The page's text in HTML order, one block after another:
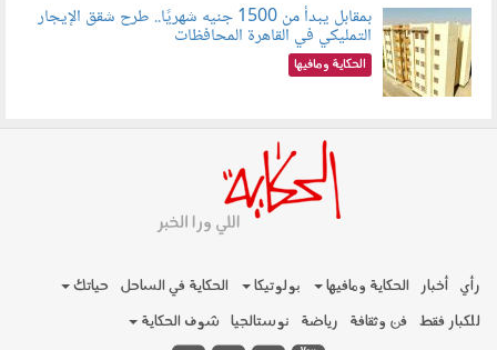
080801.jpg
بمقابل يبدأ من 1500 جنيه شهريًا.. طرح شقق الإيجار
التمليكي في القاهرة المحافظات
الحكاية ومافيها
رأي أخبار الحكاية ومافيها بولوتيكا الحكاية في الساحل
حياتك
للكبار فقط فن وثقافة رياضة نوستالجيا شوف الحكاية